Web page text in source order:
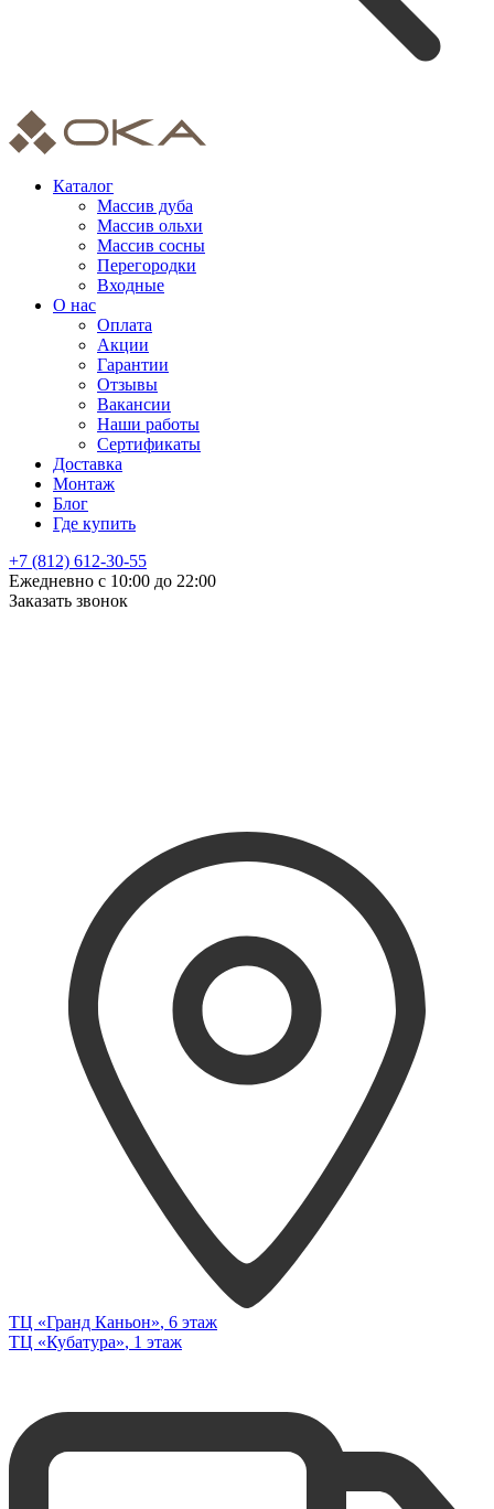
Каталог
Массив дуба
Массив ольхи
Массив сосны
Перегородки
Входные
О нас
Оплата
Акции
Гарантии
Отзывы
Вакансии
Наши работы
Сертификаты
Доставка
Монтаж
Блог
Где купить
+7 (812) 612-30-55
Ежедневно с 10:00 до 22:00
Заказать звонок
ТЦ «Гранд Каньон», 6 этаж
ТЦ «Кубатура», 1 этаж